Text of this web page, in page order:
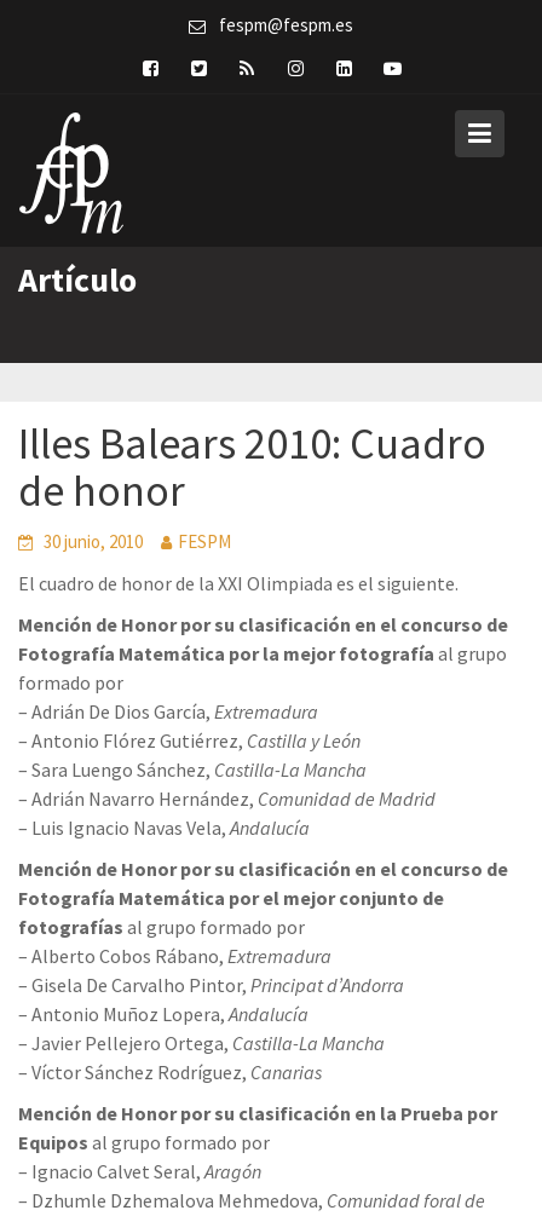
fespm@fespm.es
Artículo
Illes Balears 2010: Cuadro
de honor
30 junio, 2010 FESPM
El cuadro de honor de la XXI Olimpiada es el siguiente.
Mención de Honor por su clasificación en el concurso de
Fotografía Matemática por la mejor fotografía al grupo
formado por
– Adrián De Dios García, Extremadura
– Antonio Flórez Gutiérrez, Castilla y León
– Sara Luengo Sánchez, Castilla-La Mancha
– Adrián Navarro Hernández, Comunidad de Madrid
– Luis Ignacio Navas Vela,Andalucía
Mención de Honor por su clasificación en el concurso de
Fotografía Matemática por el mejor conjunto de
fotografías al grupo formado por
– Alberto Cobos Rábano, Extremadura
– Gisela De Carvalho Pintor, Principat d’Andorra
– Antonio Muñoz Lopera,Andalucía
– Javier Pellejero Ortega, Castilla-La Mancha
– Víctor Sánchez Rodríguez, Canarias
Mención de Honor por su clasificación en la Prueba por
Equipos al grupo formado por
– Ignacio Calvet Seral,Aragón
– Dzhumle Dzhemalova Mehmedova, Comunidad foral de